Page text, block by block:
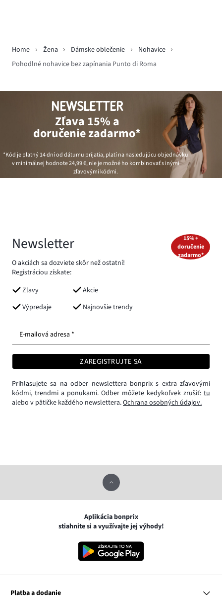
Home Žena Dámske oblečenie
Nohavice
Pohodlné nohavice bez zapínania Punto di Roma
NEWSLETTER
Zľava 15% a
doručenie zadarmo*
*Kód je platný 14 dní od dátumu prijatia, platí na nasledujúcu objednávku
v minimálnej hodnote24,99 €, nie je možné ho kombinovať s inými
zľavovými kódmi.
Newsletter
O akciách sa dozviete skôr než ostatní!
Registráciou získate:
Zľavy
Akcie
Výpredaje
Najnovšie trendy
15% +
doručenie
zadarmo*
E-mailová adresa *
ZAREGISTRUJTE SA
Prihlasujete sa na odber newslettera bonprix s extra zľavovými
kódmi, trendmi a ponukami. Odber môžete kedykoľvek zrušiť: tu
alebo v pätičke každého newslettera.Ochrana osobných údajov.
Aplikácia bonprix
stiahnite si a využívajte jej výhody!
Platba a dodanie